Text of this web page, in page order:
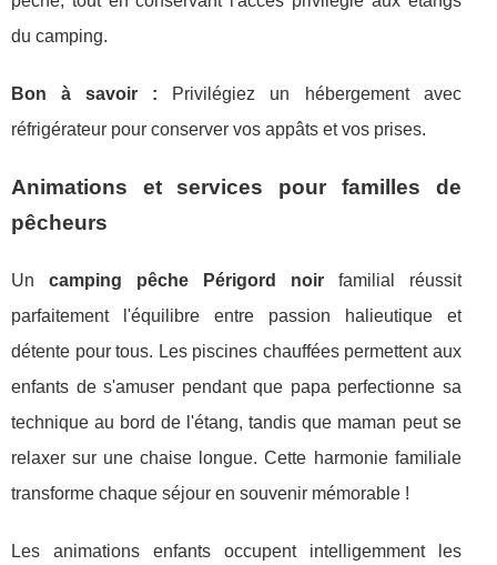
du camping.
Bon à savoir : Privilégiez un hébergement avec
réfrigérateur pour conserver vos appâts et vos prises.
Animations et services pour familles de
pêcheurs
Un camping pêche Périgord noirfamilial réussit
parfaitement l'équilibre entre passion halieutique et
détente pour tous. Les piscines chauffées permettent aux
enfants de s'amuser pendant que papa perfectionne sa
technique au bord de l'étang, tandis que maman peut se
relaxer sur une chaise longue. Cette harmonie familiale
transforme chaque séjour en souvenir mémorable !
Les animations enfants occupent intelligemment les